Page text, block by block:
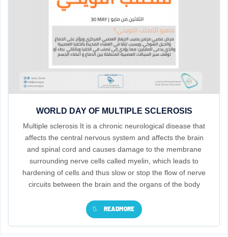
WORLD DAY OF MULTIPLE SCLEROSIS
Multiple sclerosis It is a chronic neurological disease that
affects the central nervous system and affects the brain
and spinal cord and causes damage to the membrane
surrounding nerve cells called myelin, which leads to
hardening of cells and thus slow or stop the flow of nerve
circuits between the brain and the organs of the body
READMORE